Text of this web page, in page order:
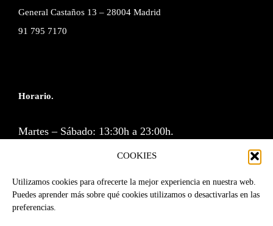
COOKIES
Utilizamos cookies para ofrecerte la mejor experiencia en nuestra web.
Puedes aprender más sobre qué cookies utilizamos o desactivarlas en las
preferencias.
General Castaños 13 – 28004 Madrid
91 795 7170
Horario.
Martes – Sábado: 13:30h a 23:00h.
Lunes y Domingos cerramos.
Reservas por correo o a través de la web.